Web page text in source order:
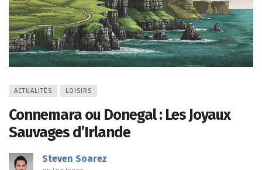
ACTUALITÉS LOISIRS
Connemara ou Donegal : Les Joyaux
Sauvages d’Irlande
Steven Soarez